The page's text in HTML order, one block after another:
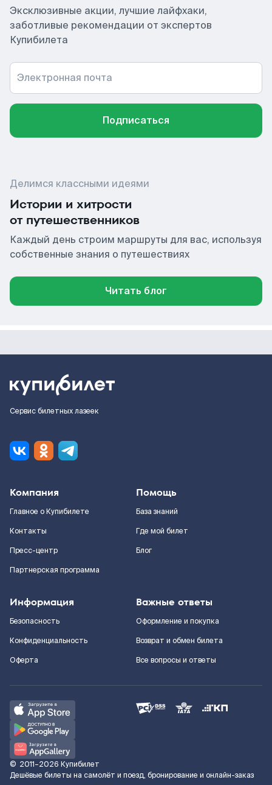
Эксклюзивные акции, лучшие лайфхаки,
заботливые рекомендации от экспертов
Купибилета
Электронная почта
Подписаться
Делимся классными идеями
Истории и хитрости
от путешественников
Каждый день строим маршруты для вас, используя
собственные знания о путешествиях
Читать блог
Сервис билетных лазеек
Компания
Главное о Купибилете
Контакты
Пресс-центр
Партнерская программа
Помощь
База знаний
Где мой билет
Блог
Информация
Безопасность
Конфиденциальность
Оферта
Важные ответы
Оформление и покупка
Возврат и обмен билета
Все вопросы и ответы
© 2011–2026 Купибилет
Дешёвые билеты на самолёт и поезд, бронирование и онлайн-заказ